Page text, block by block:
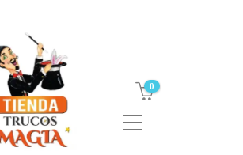
0